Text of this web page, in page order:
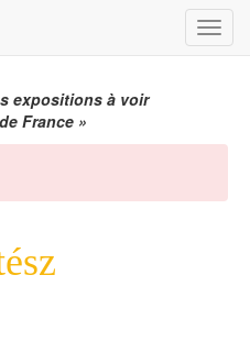
Menu
expositions à voir
France »